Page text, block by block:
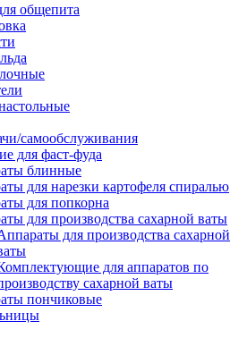
общепита
самообслуживания
для фаст-фуда
блинные
для нарезки картофеля спиралью
для попкорна
для производства сахарной ваты
для производства сахарной
для аппаратов по
сахарной ваты
пончиковые